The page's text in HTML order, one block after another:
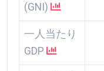
(GNI)
一人当たり
GDP